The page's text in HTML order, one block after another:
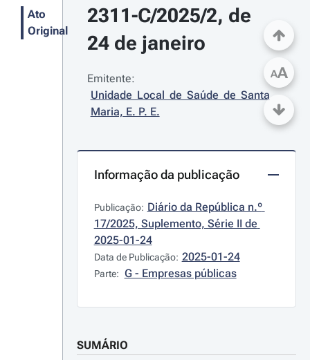
Ato
Original
2311-C/2025/2, de
24 de janeiro
Emitente:
Unidade Local de Saúde de Santa
Maria, E. P. E.
Informação da publicação
Publicação: Diário da República n.º
17/2025, Suplemento, Série II de
2025-01-24
Data de Publicação: 2025-01-24
Parte: G - Empresas públicas
SUMÁRIO
AA